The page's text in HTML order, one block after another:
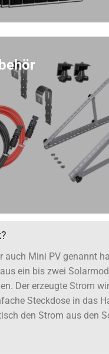
auch Mini PV genannt
ein bis zwei
Der erzeugte Strom
Steckdose in das
den Strom aus den